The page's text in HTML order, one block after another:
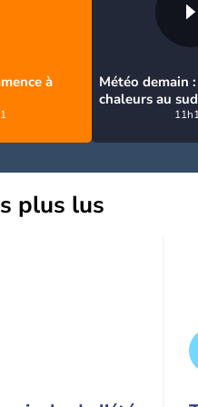
à
Météo demain
chaleurs au
des orages,
plus lus